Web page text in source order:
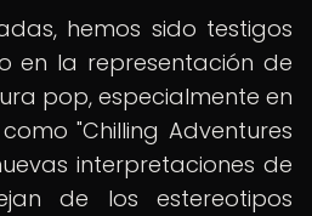
hemos sido testigos
en la representación de
pop, especialmente en
"Chilling Adventures
interpretaciones de
de los estereotipos